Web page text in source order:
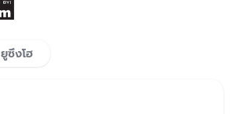
ยูซึงโฮ